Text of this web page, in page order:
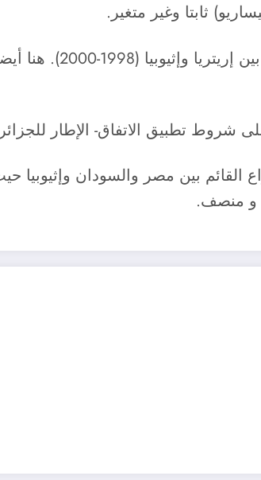
ثابتا وغير متغير.
و بفضل وساطة الجزائر أيضا, عرف صراع آخر
بين مصر والسودان وإثيوبيا
و منصف.